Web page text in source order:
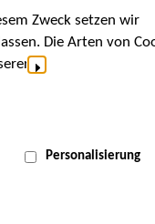
Termine
MENÜ
Zweck setzen wir
Die Arten von
Personalisierung